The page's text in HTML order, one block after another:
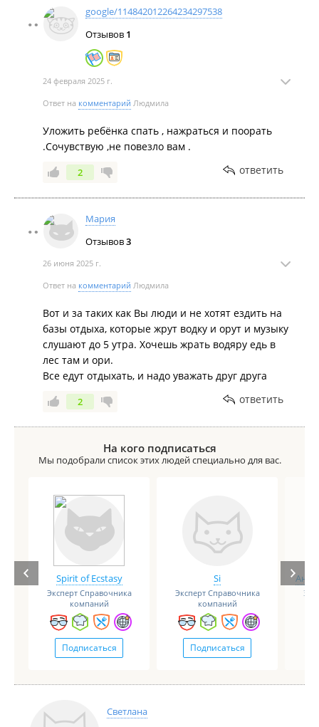
google/114842012264234297538
Отзывов 1
24 февраля 2025 г.
Ответ на комментарий Людмила
Уложить ребёнка спать , нажраться и поорать
.Сочувствую ,не повезло вам .
2 ответить
Мария
Отзывов3
26 июня 2025 г.
Ответ на комментарий Людмила
Вот и за таких как Вы люди и не хотят ездить на
базы отдыха, которые жрут водку и орут и музыку
слушают до 5 утра. Хочешь жрать водяру едь в
лес там и ори.
Все едут отдыхать, и надо уважать друг друга
2 ответить
На кого подписаться
Мы подобрали список этих людей специально для вас.
Spirit of Ecstasy
Эксперт Справочника
компаний
Подписаться
Si
Эксперт Справочника
компаний
Подписаться
Светлана